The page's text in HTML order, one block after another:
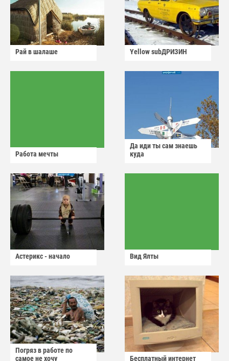
Рай в шалаше Yellow subДРИЗИН
Работа мечты
Да иди ты сам знаешь
куда
Астерикс - начало Вид Ялты
Погряз в работе по
самое не хочу
Бесплатный интернет